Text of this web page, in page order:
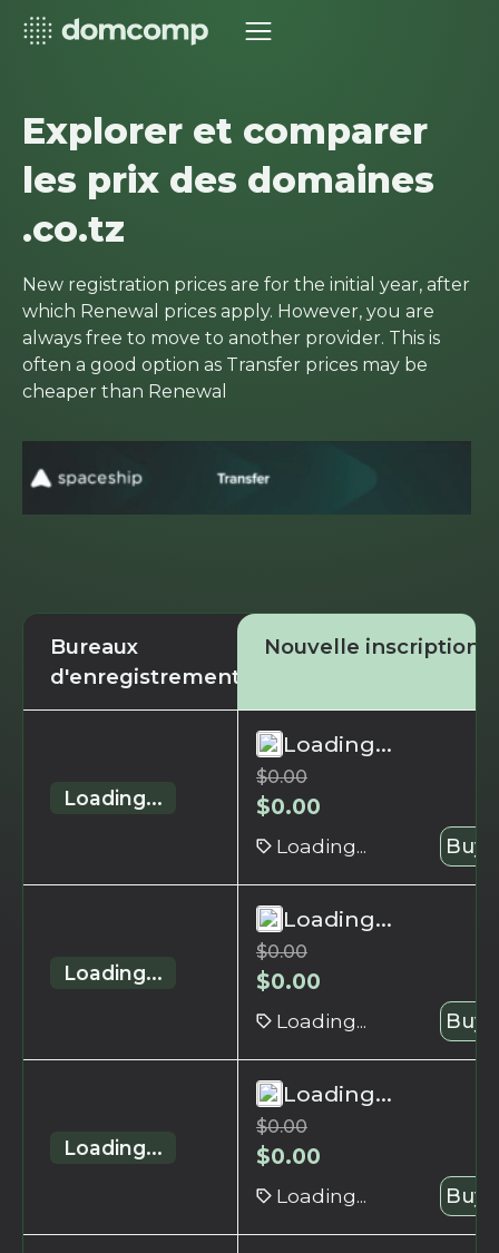
Explorer et comparer
les prix des domaines
.co.tz
New registration prices are for the initial year, after
which Renewal prices apply. However, you are
always free to move to another provider. This is
often a good option as Transfer prices may be
cheaper than Renewal
Bureaux
d'enregistrement
Nouvelle inscription
Loading...
Loading...
$0.00
$0.00
Loading... Buy
Loading...
Loading...
$0.00
$0.00
Loading... Buy
Loading...
Loading...
$0.00
$0.00
Loading... Buy